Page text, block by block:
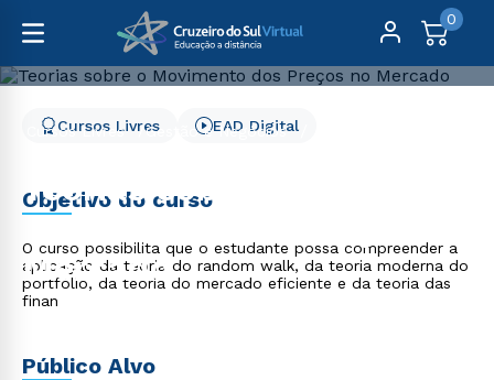
0
Cursos Livres
Gestão e Negócios
Teorias sobre o
Movimento dos Preços no
Mercado
Cursos Livres EAD Digital
Objetivo do curso
O curso possibilita que o estudante possa compreender a
aplicação da teoria do random walk, da teoria moderna do
portfólio, da teoria do mercado eficiente e da teoria das
finan
Público Alvo